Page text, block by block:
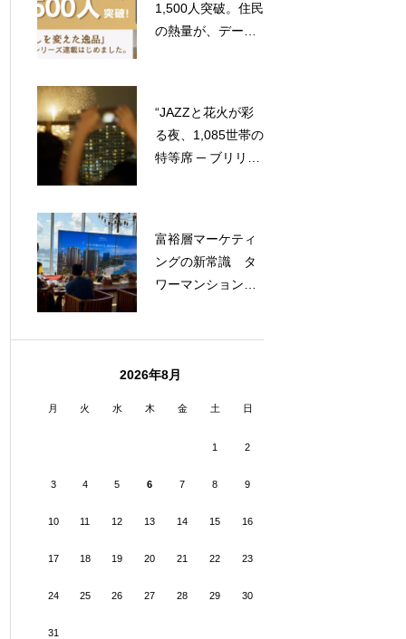
1,500人突破。住民
の熱量が、データ
“JAZZと花火が彩
る夜、1,085世帯の
特等席 ─ ブリリア
富裕層マーケティ
ングの新常識 タ
ワーマンション内
2026年8月
月 火 水 木 金 土 日
1 2
3 4 5 6 7 8 9
10 11 12 13 14 15 16
17 18 19 20 21 22 23
24 25 26 27 28 29 30
31